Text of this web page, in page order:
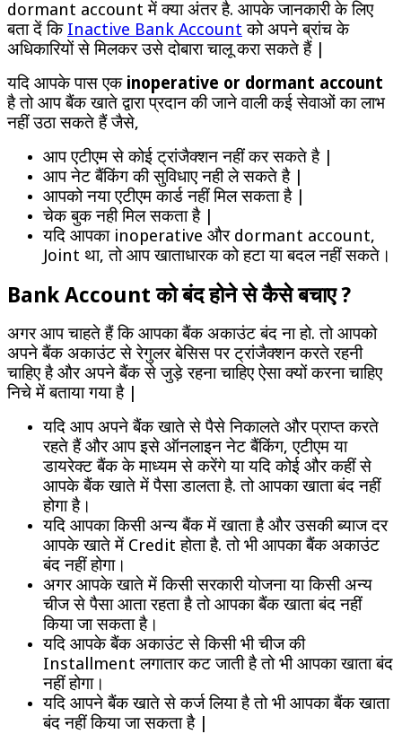
dormant account में क्या अंतर है. आपके जानकारी के लिए
बता दें कि Inactive Bank Account को अपने ब्रांच के
अधिकारियों से मिलकर उसे दोबारा चालू करा सकते हैं |
यदि आपके पास एक inoperative or dormant account
है तो आप बैंक खाते द्वारा प्रदान की जाने वाली कई सेवाओं का लाभ
नहीं उठा सकते हैं जैसे,
आप एटीएम से कोई ट्रांजैक्शन नहीं कर सकते है |
आप नेट बैंकिंग की सुविधाए नही ले सकते है |
आपको नया एटीएम कार्ड नहीं मिल सकता है |
चेक बुक नही मिल सकता है |
यदि आपका inoperative और dormant account,
Joint था, तो आप खाताधारक को हटा या बदल नहीं सकते।
Bank Account को बंद होने से कैसे बचाए ?
अगर आप चाहते हैं कि आपका बैंक अकाउंट बंद ना हो. तो आपको
अपने बैंक अकाउंट से रेगुलर बेसिस पर ट्रांजैक्शन करते रहनी
चाहिए है और अपने बैंक से जुड़े रहना चाहिए ऐसा क्यों करना चाहिए
निचे में बताया गया है |
यदि आप अपने बैंक खाते से पैसे निकालते और प्राप्त करते
रहते हैं और आप इसे ऑनलाइन नेट बैंकिंग, एटीएम या
डायरेक्ट बैंक के माध्यम से करेंगे या यदि कोई और कहीं से
आपके बैंक खाते में पैसा डालता है. तो आपका खाता बंद नहीं
होगा है।
यदि आपका किसी अन्य बैंक में खाता है और उसकी ब्याज दर
आपके खाते में Credit होता है. तो भी आपका बैंक अकाउंट
बंद नहीं होगा।
अगर आपके खाते में किसी सरकारी योजना या किसी अन्य
चीज से पैसा आता रहता है तो आपका बैंक खाता बंद नहीं
किया जा सकता है।
यदि आपके बैंक अकाउंट से किसी भी चीज की
Installment लगातार कट जाती है तो भी आपका खाता बंद
नहीं होगा।
यदि आपने बैंक खाते से कर्ज लिया है तो भी आपका बैंक खाता
बंद नहीं किया जा सकता है |